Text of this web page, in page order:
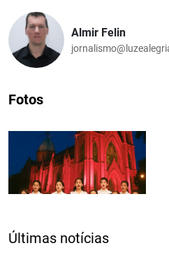
Almir Felin
Fotos
Últimas notícias